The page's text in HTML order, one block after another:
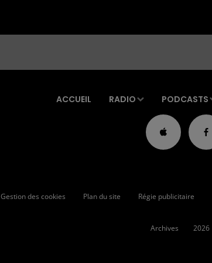
ACCUEIL RADIO PODCASTS
Gestion des cookies Plan du site Régie publicitaire
Archives 2026